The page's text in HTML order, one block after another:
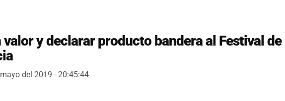
valor y declarar producto bandera al Festival de
del 2019 - 20:45:44